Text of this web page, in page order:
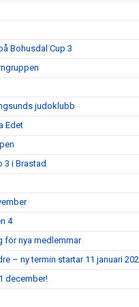
Bohusdal Cup 3
judoklubb
Edet
3 i Brastad
4
för nya medlemmar
– ny termin startar 11 januari
december!